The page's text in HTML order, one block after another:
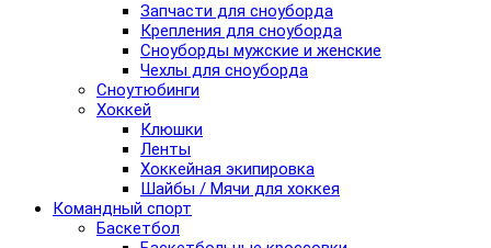
Запчасти для сноуборда
Крепления для сноуборда
Сноуборды мужские и женские
Чехлы для сноуборда
Сноутюбинги
Хоккей
Клюшки
Ленты
Хоккейная экипировка
Шайбы / Мячи для хоккея
Командный спорт
Баскетбол